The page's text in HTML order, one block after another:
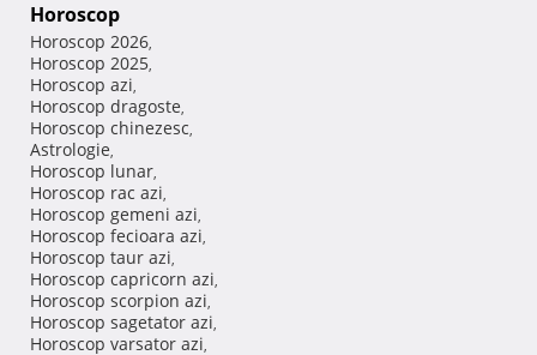
Horoscop
Horoscop 2026,
Horoscop 2025,
Horoscop azi,
Horoscop dragoste,
Horoscop chinezesc,
Astrologie,
Horoscop lunar,
Horoscop rac azi,
Horoscop gemeni azi,
Horoscop fecioara azi,
Horoscop taur azi,
Horoscop capricorn azi,
Horoscop scorpion azi,
Horoscop sagetator azi,
Horoscop varsator azi,